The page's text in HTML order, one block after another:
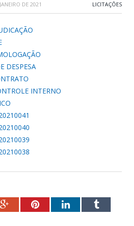
DE 2021 LICITAÇÕES
DESPESA
INTERNO
Google+PinterestLinkedInTumblr